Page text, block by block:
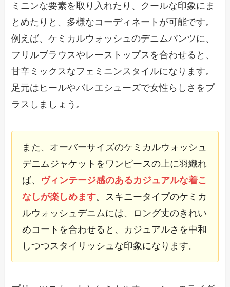
ミニンな要素を取り入れたり、クールな印象にま
とめたりと、多様なコーディネートが可能です。
例えば、ケミカルウォッシュのデニムパンツに、
フリルブラウスやレーストップスを合わせると、
甘辛ミックスなフェミニンスタイルになります。
足元はヒールやバレエシューズで女性らしさをプ
ラスしましょう。
また、オーバーサイズのケミカルウォッシュ
デニムジャケットをワンピースの上に羽織れ
ば、 ヴィンテージ感のあるカジュアルな着こ
なしが楽しめます。スキニータイプのケミカ
ルウォッシュデニムには、ロング丈のきれい
めコートを合わせると、カジュアルさを中和
しつつスタイリッシュな印象になります。